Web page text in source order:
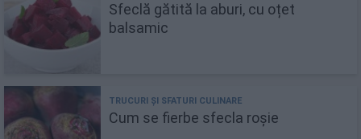
Sfeclă gătită la aburi, cu oțet
balsamic
Cum se fierbe sfecla roșie